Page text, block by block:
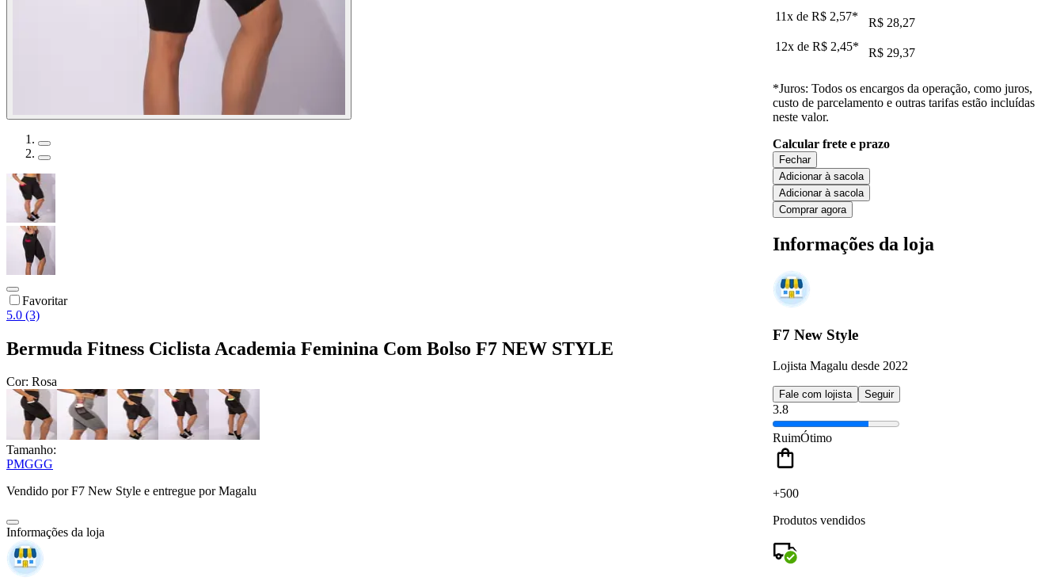
Favoritar
5.0 (3)
Bermuda Fitness Ciclista Academia Feminina Com Bolso F7 NEW STYLE
Cor: Rosa
Tamanho:
PMGGG
Vendido porF7 New Style e entregue por Magalu
Informações da loja
11x de R$ 2,57*
R$ 28,27
12x de R$ 2,45* R$ 29,37
*Juros: Todos os encargos da operação, como juros,
custo de parcelamento e outras tarifas estão incluídas
neste valor.
Calcular frete e prazo
Fechar
Adicionar à sacola
Adicionar à sacola
Comprar agora
Informações da loja
F7 New Style
Lojista Magalu desde 2022
Fale com lojista Seguir
3.8
RuimÓtimo
+500
Produtos vendidos